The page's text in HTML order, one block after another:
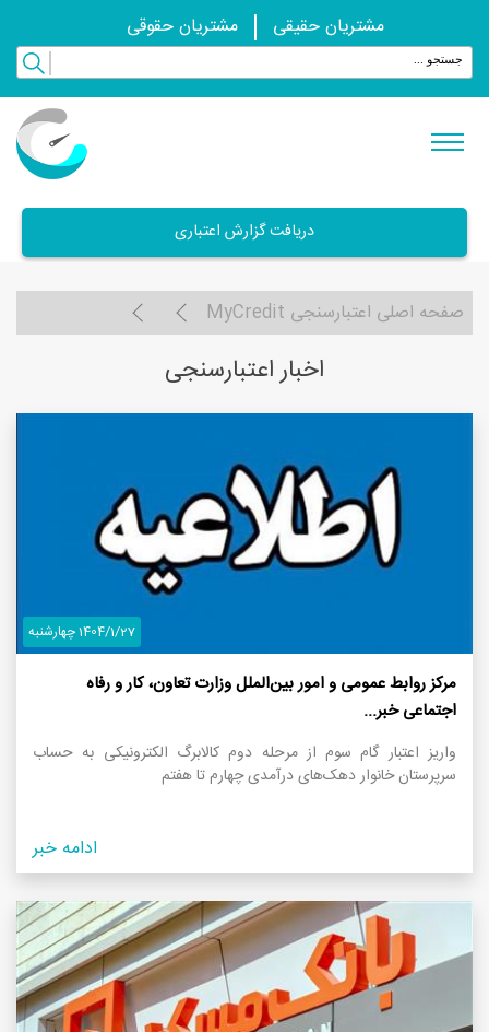
مشتریان حقیقی مشتریان حقوقی
دریافت گزارش اعتباری
صفحه اصلی اعتبارسنجی MyCredit
اخبار اعتبارسنجی
1404/1/27 چهارشنبه
مرکز روابط عمومی و امور بین‌الملل وزارت تعاون، کار و رفاه
اجتماعی خبر...
واریز اعتبار گام سوم از مرحله دوم کالابرگ الکترونیکی به حساب
سرپرستان خانوار‌ دهک‌های درآمدی چهارم تا هفتم
ادامه خبر